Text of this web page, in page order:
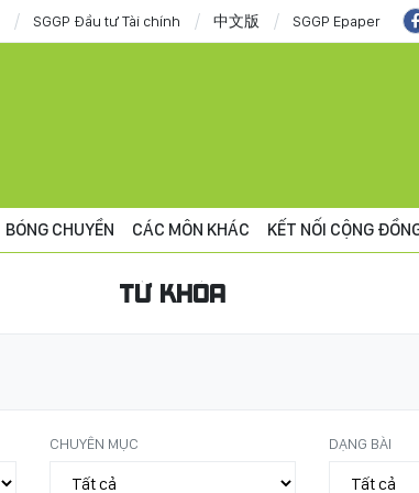
SGGP Đầu tư Tài chính 中文版 SGGP Epaper
BÓNG CHUYỀN CÁC MÔN KHÁC KẾT NỐI CỘNG
TỪ KHÓA
CHUYÊN MỤC DẠNG BÀI